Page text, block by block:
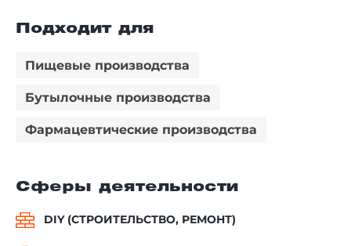
Подходит для
Пищевые производства
Бутылочные производства
Фармацевтические производства
Сферы деятельности
DIY (СТРОИТЕЛЬСТВО, РЕМОНТ)